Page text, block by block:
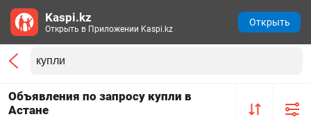
Объявления по запросу купли в
Астане
Kaspi.kz
Открыть в Приложении Kaspi.kz
Открыть